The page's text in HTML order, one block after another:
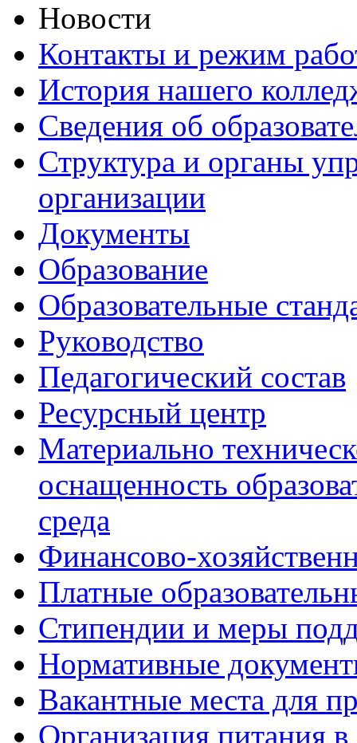
Новости
Контакты и режим
История нашего
Сведения об
Структура и органы
организации
Документы
Образование
Образовательные
Руководство
Педагогический состав
Ресурсный центр
Материально
оснащенность
среда
Финансово-
Платные
Стипендии и меры
Нормативные
Вакантные места для
Организация питания в